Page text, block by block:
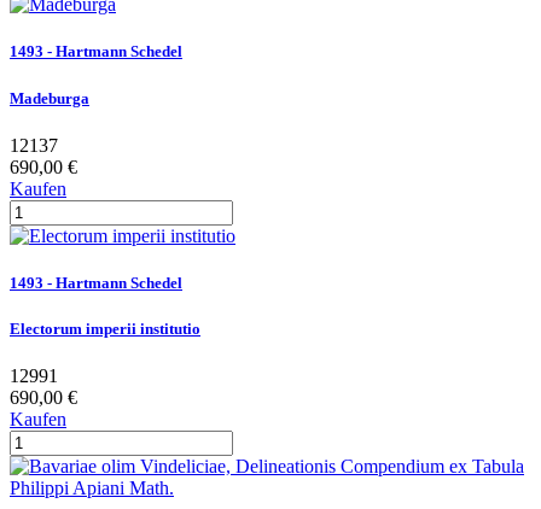
1493 - Hartmann Schedel
Madeburga
12137
690,00 €
Kaufen
1493 - Hartmann Schedel
Electorum imperii institutio
12991
690,00 €
Kaufen